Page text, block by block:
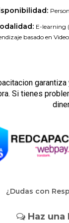
E-learning
basado en
Si tienes
¿Dudas con
Haz